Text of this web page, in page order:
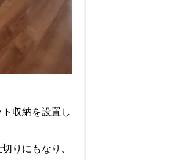
収納を設置し
りにもなり、